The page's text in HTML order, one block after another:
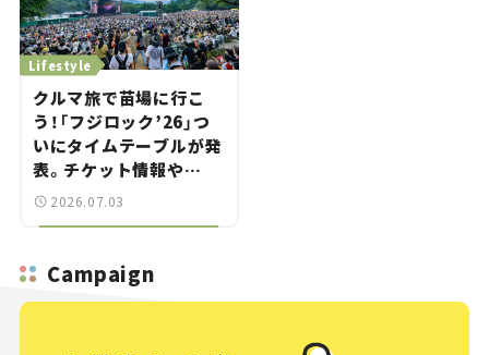
Lifestyle
クルマ旅で苗場に行こ
う！「フジロック’26」つ
いにタイムテーブルが発
表。チケット情報や
GREEN STAGEの出演ア
2026.07.03
Campaign